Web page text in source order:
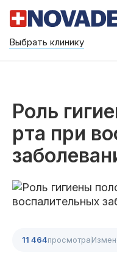
-->
Услуги
Выбрать клинику
Роль
рта при
11 464просмотра